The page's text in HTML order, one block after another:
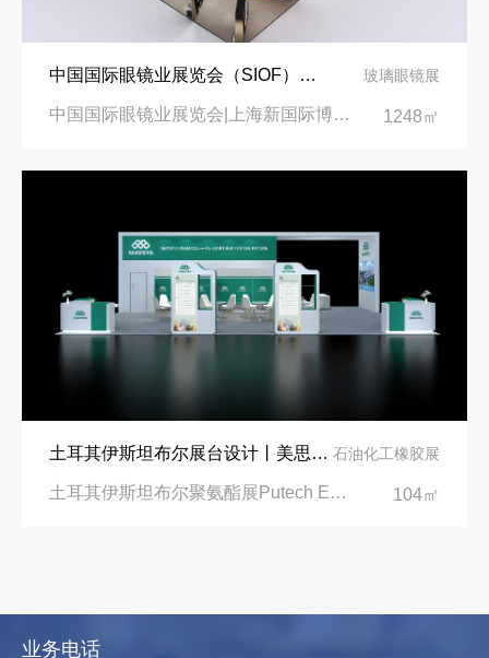
中国国际眼镜业展览会（SIOF）‌展台设计搭建-眼镜业巨头依视路陆逊梯卡 玻璃眼镜展
中国国际眼镜业展览会|上海新国际博览中心‌ 1248㎡
土耳其伊斯坦布尔展台设计丨美思德创新产品，打造聚氨酯行业标杆 石油化工橡胶展
土耳其伊斯坦布尔聚氨酯展Putech Eurasia|土耳其国际会展中心 104㎡
业务电话